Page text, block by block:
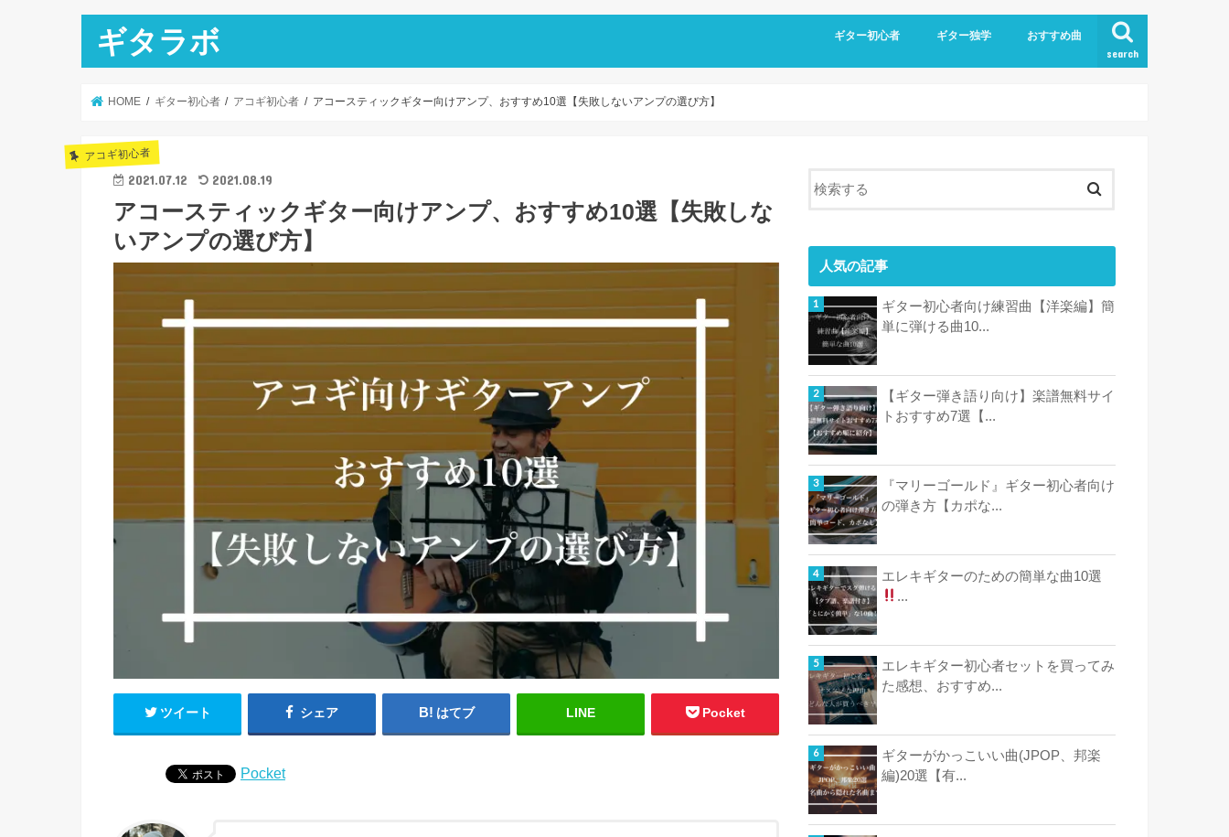
ギタラボ search
ギター初心者 ギター独学 おすすめ曲
HOME ギター初心者 アコギ初心者 アコースティックギター向けアンプ、おすすめ10選【失敗しないアンプの選び方】
アコギ初心者
2021.07.12 2021.08.19
アコースティックギター向けアンプ、おすすめ10選【失敗しな
いアンプの選び方】
ツイート シェア はてブ LINE Pocket
Pocket
人気の記事
ギター初心者向け練習曲【洋楽編】簡
単に弾ける曲10...
【ギター弾き語り向け】楽譜無料サイ
トおすすめ7選【...
『マリーゴールド』ギター初心者向け
の弾き方【カポな...
エレキギターのための簡単な曲10選
...
エレキギター初心者セットを買ってみ
た感想、おすすめ...
ギターがかっこいい曲(JPOP、邦楽
編)20選【有...